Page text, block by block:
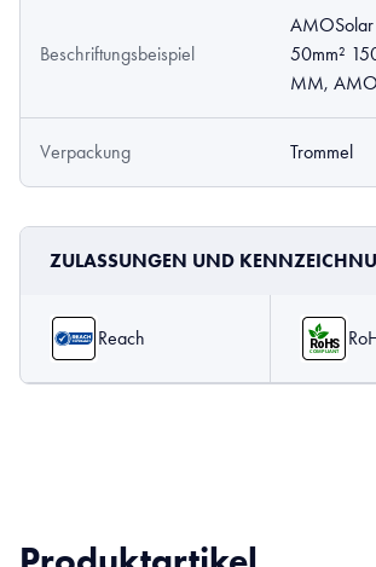
Beschriftungsbeispiel
50mm²
MM,
Verpackung Trommel
ZULASSUNGEN UND
Reach